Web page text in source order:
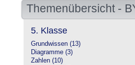
Themenübersicht -
5. Klasse
Grundwissen (13)
Diagramme (3)
Zahlen (10)